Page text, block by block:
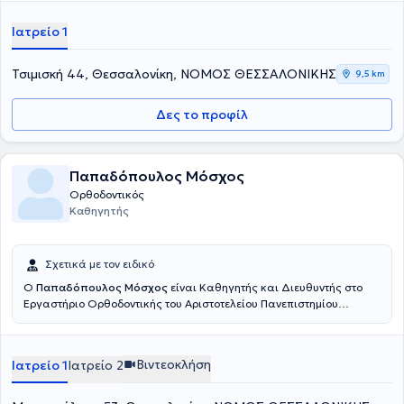
Ιατρείο 1
Τσιμισκή 44, Θεσσαλονίκη, ΝΟΜΟΣ ΘΕΣΣΑΛΟΝΙΚΗΣ 9,5 km
Δες το προφίλ
Παπαδόπουλος Μόσχος
Ορθοδοντικός
Καθηγητής
Σχετικά με τον ειδικό
Ο Παπαδόπουλος Μόσχος είναι Καθηγητής και Διευθυντής στο
Εργαστήριο Ορθοδοντικής του Αριστοτελείου Πανεπιστημίου
Messina και στο Πανεπιστήμιο “Luigi Vanvitelli” της Νάπολι στην
"Ελληνική Ορθοδοντική Επιθεώρηση". Διετέλεσε Πρόεδρος της
Βαλκανικής Εταιρείας Ειδικών Ορθοδοντικών, Πρόεδρος της
Ορθοδοντικής Εταιρείας Βορείου Ελλάδος, Βοηθός Διευθυντής
Ιατρείο 1Ιατρείο 2 Βιντεοκλήση